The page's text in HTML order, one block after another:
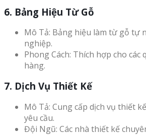
6. Bảng Hiệu Từ Gỗ
Mô Tả: Bảng hiệu làm từ gỗ tự
nghiệp.
Phong Cách: Thích hợp cho các
hàng.
7. Dịch Vụ Thiết Kế
Mô Tả: Cung cấp dịch vụ thiết
yêu cầu.
Đội Ngũ: Các nhà thiết kế